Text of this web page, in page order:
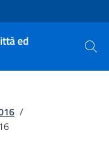
ed
Cerca
/